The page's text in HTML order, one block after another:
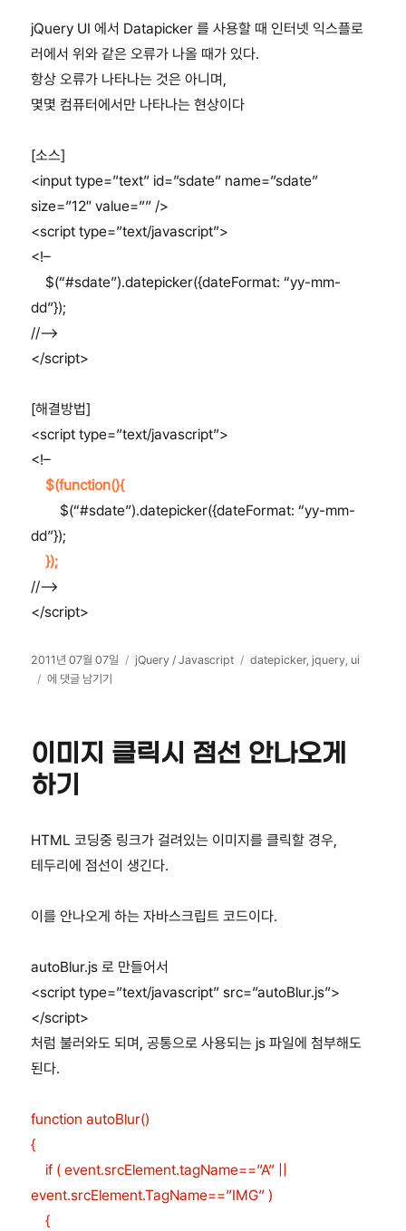
jQuery UI 에서 Datapicker 를 사용할 때 인터넷 익스플로
러에서 위와 같은 오류가 나올 때가 있다.
항상 오류가 나타나는 것은 아니며,
몇몇 컴퓨터에서만 나타나는 현상이다
[소스]
<input type=”text” id=”sdate” name=”sdate”
size=”12″ value=”” />
<script type=”text/javascript”>
<!–
$(“#sdate”).datepicker({dateFormat: “yy-mm-
dd”});
//–>
</script>
[해결방법]
<script type=”text/javascript”>
<!–
$(function(){
$(“#sdate”).datepicker({dateFormat: “yy-mm-
dd”});
});
//–>
</script>
작
성
2011년 07월 07일
카
jQuery / Javascript
태
datepicker,jquery, ui
jQuery
HTML
Parsing
Error
KB927917
에 댓글 남기기
이미지 클릭시 점선 안나오게
하기
HTML 코딩중 링크가 걸려있는 이미지를 클릭할 경우,
테두리에 점선이 생긴다.
이를 안나오게 하는 자바스크립트 코드이다.
autoBlur.js 로 만들어서
<script type=”text/javascript” src=”autoBlur.js”>
</script>
처럼 불러와도 되며, 공통으로 사용되는 js 파일에 첨부해도
된다.
function autoBlur()
{
if ( event.srcElement.tagName==”A” ||
event.srcElement.TagName==”IMG” )
{